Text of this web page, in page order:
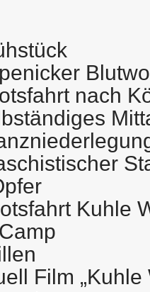
nach
Kuhle
Film „Kuhle